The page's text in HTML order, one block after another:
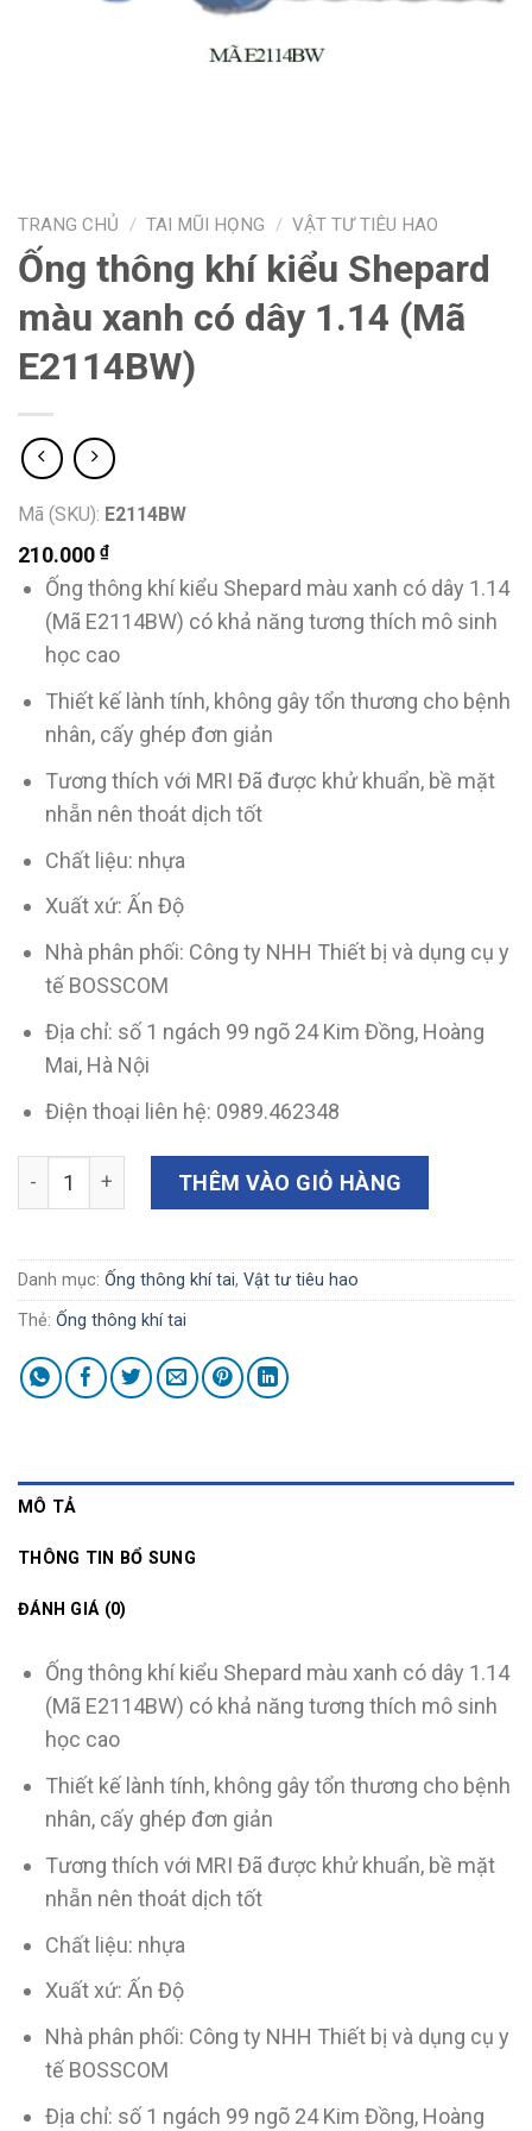
TRANG CHỦ / TAI MŨI HỌNG / VẬT TƯ TIÊU HAO
Ống thông khí kiểu Shepard
màu xanh có dây 1.14 (Mã
E2114BW)
Mã (SKU): E2114BW
210.000 ₫
Ống thông khí kiểu Shepard màu xanh có dây 1.14
(Mã E2114BW) có khả năng tương thích mô sinh
học cao
Thiết kế lành tính, không gây tổn thương cho bệnh
nhân, cấy ghép đơn giản
Tương thích với MRI Đã được khử khuẩn, bề mặt
nhẵn nên thoát dịch tốt
Chất liệu: nhựa
Xuất xứ: Ấn Độ
Nhà phân phối: Công ty NHH Thiết bị và dụng cụ y
tế BOSSCOM
Địa chỉ: số 1 ngách 99 ngõ 24 Kim Đồng, Hoàng
Mai, Hà Nội
Điện thoại liên hệ: 0989.462348
Ống thông khí kiểu Shepard màu xanh có dây 1.14 (Mã
THÊM VÀO GIỎ HÀNG
Danh mục: Ống thông khí tai, Vật tư tiêu hao
Thẻ: Ống thông khí tai
MÔ TẢ
THÔNG TIN BỔ SUNG
ĐÁNH GIÁ (0)
Ống thông khí kiểu Shepard màu xanh có dây 1.14
(Mã E2114BW) có khả năng tương thích mô sinh
học cao
Thiết kế lành tính, không gây tổn thương cho bệnh
nhân, cấy ghép đơn giản
Tương thích với MRI Đã được khử khuẩn, bề mặt
nhẵn nên thoát dịch tốt
Chất liệu: nhựa
Xuất xứ: Ấn Độ
Nhà phân phối: Công ty NHH Thiết bị và dụng cụ y
tế BOSSCOM
Địa chỉ: số 1 ngách 99 ngõ 24 Kim Đồng, Hoàng